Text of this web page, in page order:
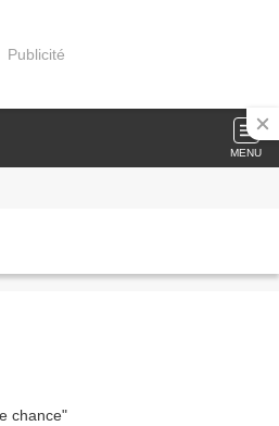
Publicité
MENU